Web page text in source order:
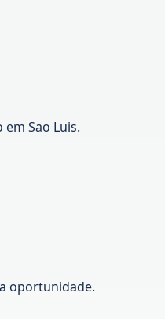
Sao Luis.
oportunidade.